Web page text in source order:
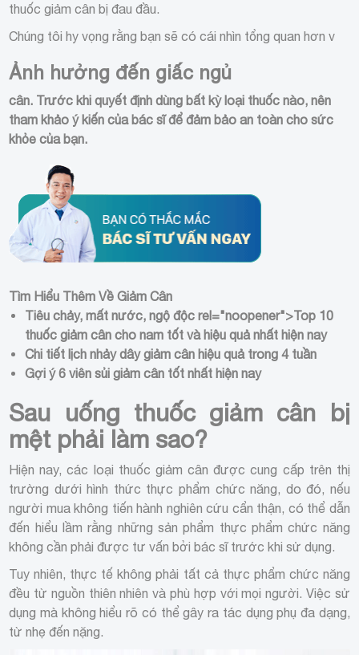
thuốc giảm cân bị đau đầu.
Chúng tôi hy vọng rằng bạn sẽ có cái nhìn tổng quan hơn v
Ảnh hưởng đến giấc ngủ
cân. Trước khi quyết định dùng bất kỳ loại thuốc nào, nên
tham khảo ý kiến của bác sĩ để đảm bảo an toàn cho sức
khỏe của bạn.
Tìm Hiểu Thêm Về Giảm Cân
Tiêu chảy, mất nước, ngộ độc rel="noopener">Top 10
thuốc giảm cân cho nam tốt và hiệu quả nhất hiện nay
Chi tiết lịch nhảy dây giảm cân hiệu quả trong 4 tuần
Gợi ý 6 viên sủi giảm cân tốt nhất hiện nay
Sau uống thuốc giảm cân bị
mệt phải làm sao?
Hiện nay, các loại thuốc giảm cân được cung cấp trên thị
trường dưới hình thức thực phẩm chức năng, do đó, nếu
người mua không tiến hành nghiên cứu cẩn thận, có thể dẫn
đến hiểu lầm rằng những sản phẩm thực phẩm chức năng
không cần phải được tư vấn bởi bác sĩ trước khi sử dụng.
Tuy nhiên, thực tế không phải tất cả thực phẩm chức năng
đều từ nguồn thiên nhiên và phù hợp với mọi người. Việc sử
dụng mà không hiểu rõ có thể gây ra tác dụng phụ đa dạng,
từ nhẹ đến nặng.